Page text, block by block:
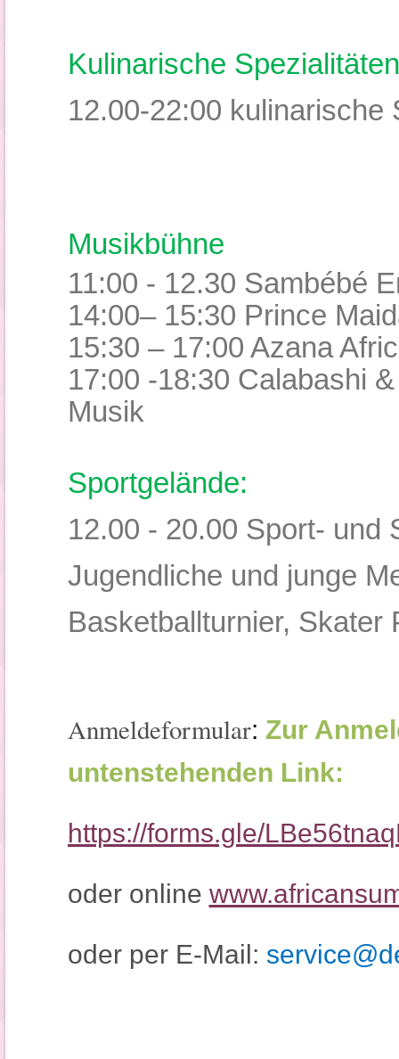
Kulinarische Spezialitäten
12.00-22:00 kulinarische
Musikbühne
11:00 - 12.30 Sambébé
14:00– 15:30 Prince
15:30 – 17:00 Azana
17:00 -18:30 Calabashi
Musik
Sportgelände:
12.00 - 20.00 Sport- und
Jugendliche und junge
Basketballturnier, Skater
Anmeldeformular: Zur
untenstehenden Link:
https://forms.gle/
oder online
oder per E-Mail: